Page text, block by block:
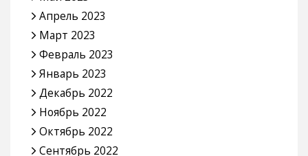
Апрель 2023
Март 2023
Февраль 2023
Январь 2023
Декабрь 2022
Ноябрь 2022
Октябрь 2022
Сентябрь 2022